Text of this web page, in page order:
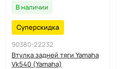
В наличии
Суперскидка
90380-22232
Втулка задней тяги Yamaha
Vk540 (Yamaha)